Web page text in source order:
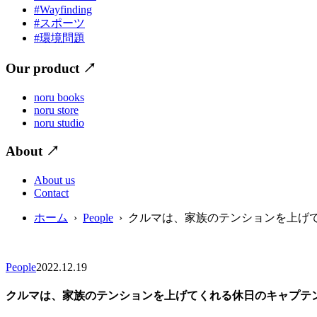
#Wayfinding
#スポーツ
#環境問題
Our product ↗
noru books
noru store
noru studio
About ↗
About us
Contact
ホーム › People › クルマは、家族のテンションを上げ
People2022.12.19
クルマは、家族のテンションを上げてくれる休日のキャプテ